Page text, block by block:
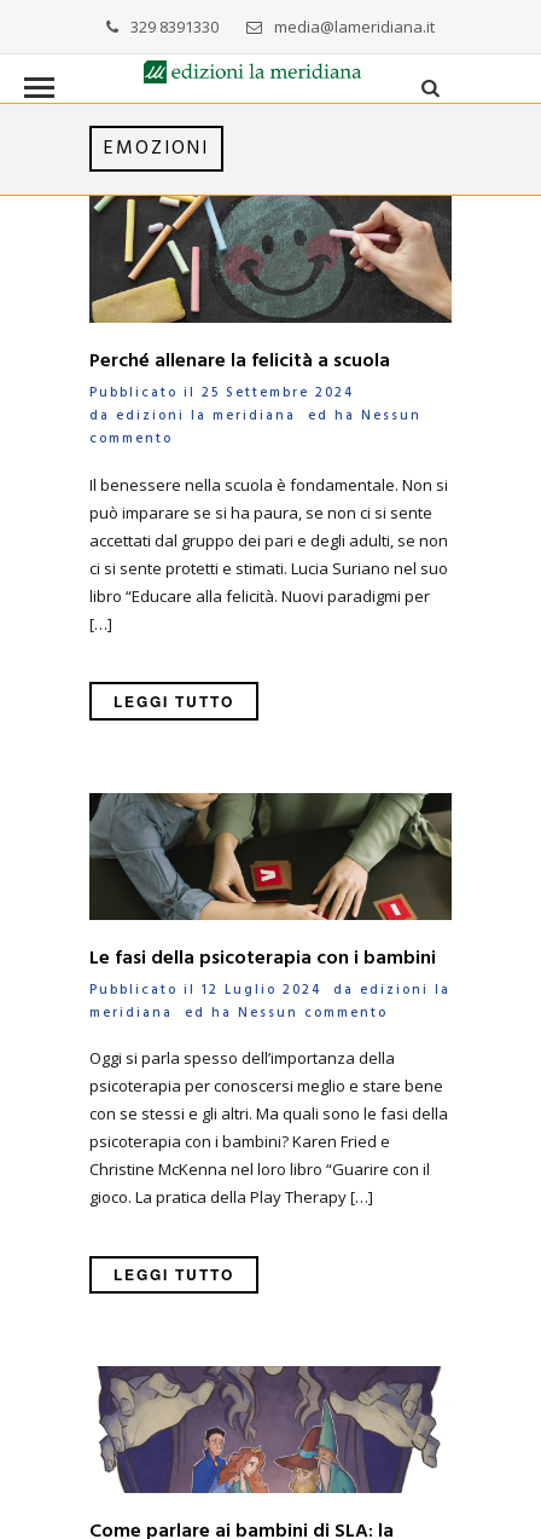
329 8391330 media@lameridiana.it
EMOZIONI
Perché allenare la felicità a scuola
Pubblicato il 25 Settembre 2024
da edizioni la meridiana ed ha Nessun
commento
Il benessere nella scuola è fondamentale. Non si
può imparare se si ha paura, se non ci si sente
accettati dal gruppo dei pari e degli adulti, se non
ci si sente protetti e stimati. Lucia Suriano nel suo
libro “Educare alla felicità. Nuovi paradigmi per
[…]
LEGGI TUTTO
Le fasi della psicoterapia con i bambini
Pubblicato il 12 Luglio 2024 da edizioni la
meridiana
ed ha Nessun commento
Oggi si parla spesso dell’importanza della
psicoterapia per conoscersi meglio e stare bene
con se stessi e gli altri. Ma quali sono le fasi della
psicoterapia con i bambini? Karen Fried e
Christine McKenna nel loro libro “Guarire con il
gioco. La pratica della Play Therapy […]
LEGGI TUTTO
Come parlare ai bambini di SLA: la